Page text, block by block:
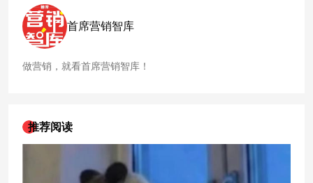
首席营销智库
做营销，就看首席营销智库！
推荐阅读